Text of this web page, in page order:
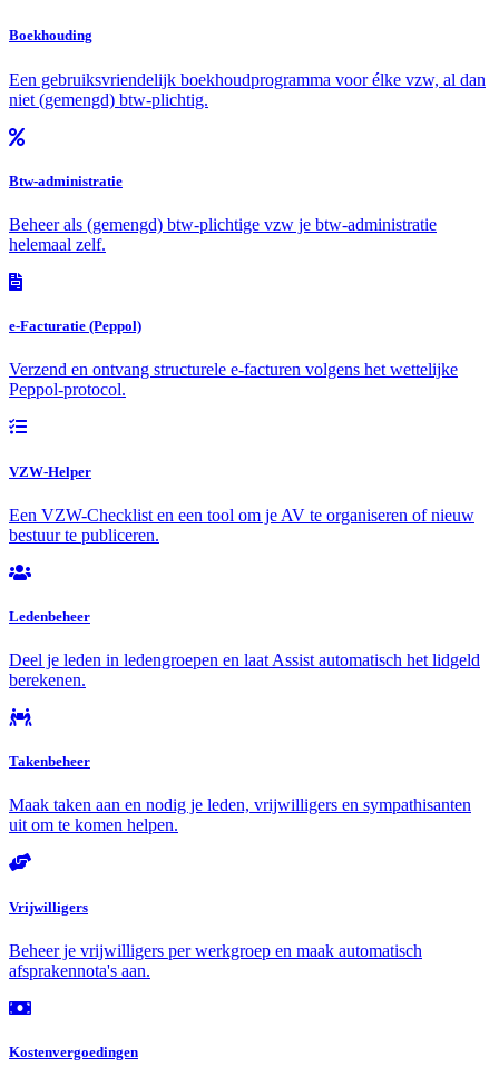
Boekhouding
Een gebruiksvriendelijk boekhoudprogramma voor élke vzw, al dan
niet (gemengd) btw-plichtig.
Btw-administratie
Beheer als (gemengd) btw-plichtige vzw je btw-administratie
helemaal zelf.
e-Facturatie (Peppol)
Verzend en ontvang structurele e-facturen volgens het wettelijke
Peppol-protocol.
VZW-Helper
Een VZW-Checklist en een tool om je AV te organiseren of nieuw
bestuur te publiceren.
Ledenbeheer
Deel je leden in ledengroepen en laat Assist automatisch het lidgeld
berekenen.
Takenbeheer
Maak taken aan en nodig je leden, vrijwilligers en sympathisanten
uit om te komen helpen.
Vrijwilligers
Beheer je vrijwilligers per werkgroep en maak automatisch
afsprakennota's aan.
Kostenvergoedingen